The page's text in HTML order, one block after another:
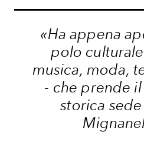
«Ha appena
polo
musica, moda,
- che prende
storica